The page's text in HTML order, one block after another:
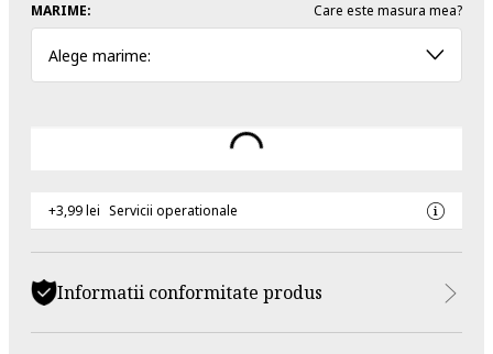
MARIME: Care este masura mea?
Alege marime:
+3,99 lei Servicii operationale
Informatii conformitate produs